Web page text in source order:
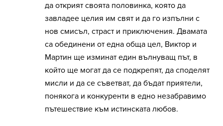
да открият своята половинка, която да
завладее целия им свят и да го изпълни с
нов смисъл, страст и приключения. Двамата
са обединени от една обща цел, Виктор и
Мартин ще изминат един вълнуващ път, в
който ще могат да се подкрепят, да споделят
мисли и да се съветват, да бъдат приятели,
понякога и конкуренти в едно незабравимо
пътешествие към истинската любов.